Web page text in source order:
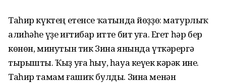
Таһир күктең етенсе ҡатында йөҙҙө: матурлыҡ
алиһәһе үҙе иғтибар итте бит уға. Егет һәр бер
көнөн, минутын тик Зина янында үткәрергә
тырышты. Ҡыҙ уға һыу, һауа кеүек кәрәк ине.
Таһир тамам ғашиҡ булды. Зина менән